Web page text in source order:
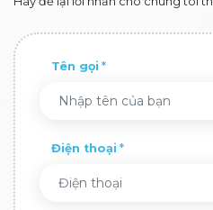
Tên gọi
Điện thoại